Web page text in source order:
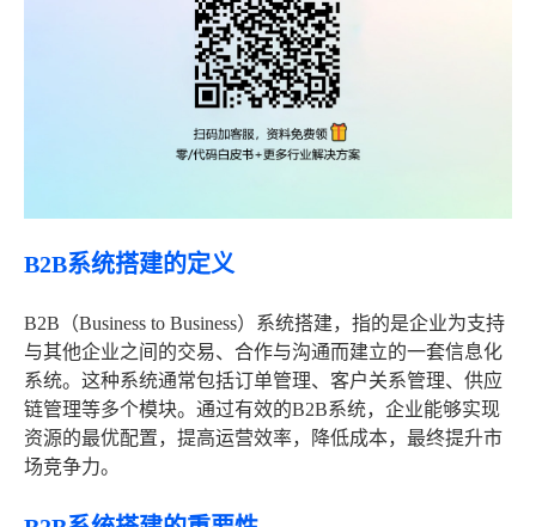
B2B系统搭建的定义
B2B（Business to Business）系统搭建，指的是企业为支持
与其他企业之间的交易、合作与沟通而建立的一套信息化
系统。这种系统通常包括订单管理、客户关系管理、供应
链管理等多个模块。通过有效的B2B系统，企业能够实现
资源的最优配置，提高运营效率，降低成本，最终提升市
场竞争力。